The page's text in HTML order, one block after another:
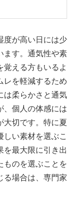
度が高い日には少
ます。通気性や素
覚える方もいるよ
レを軽減するため
は柔らかさと通気
、個人の体感には
大切です。特に夏
い素材を選ぶこ
を最大限に引き出
ものを選ぶことを
る場合は、専門家